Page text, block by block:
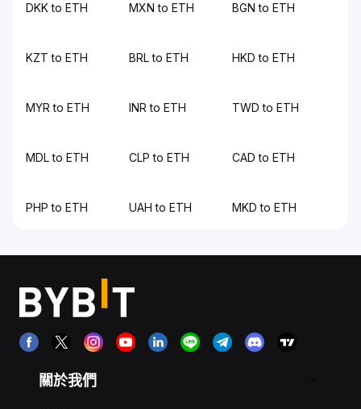
DKK to ETH MXN to ETH BGN to ETH
KZT to ETH BRL to ETH HKD to ETH
MYR to ETH INR to ETH TWD to ETH
MDL to ETH CLP to ETH CAD to ETH
PHP to ETH UAH to ETH MKD to ETH
關於我們